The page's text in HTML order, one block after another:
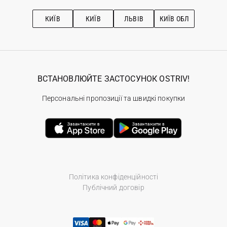
Рекомендації з догляду
КИЇВ КИЇВ ЛЬВІВ КИЇВ ОБЛ
Політика конфіденційності
Публічний договір
ВСТАНОВЛЮЙТЕ ЗАСТОСУНОК OSTRIV!
Персональні пропозиції та швидкі покупки